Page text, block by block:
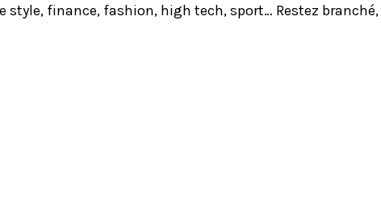
style, finance, fashion, high tech, sport… Restez branché,